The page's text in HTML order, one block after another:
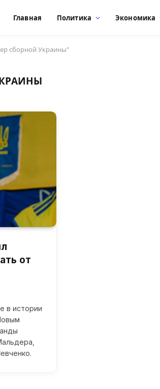
Главная Политика Экономика
сборной Украины"
от
в истории